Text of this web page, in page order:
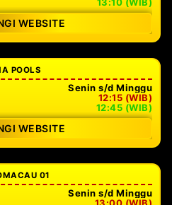
WEBSITE
POOLS
Senin s/d Minggu
12:15 (WIB)
12:45 (WIB)
WEBSITE
01
Senin s/d Minggu
13:00 (WIB)